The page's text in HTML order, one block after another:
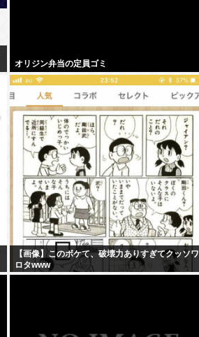
オリジン弁当の定員ゴミ
【画像】このボケて、破壊力ありすぎてクッソワ
ロタwww